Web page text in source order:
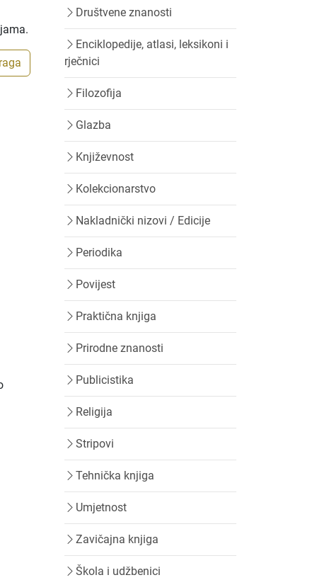
Društvene znanosti
Enciklopedije, atlasi, leksikoni i
rječnici
Filozofija
Glazba
Književnost
Kolekcionarstvo
Nakladnički nizovi / Edicije
Periodika
Povijest
Praktična knjiga
Prirodne znanosti
Publicistika
Religija
Stripovi
Tehnička knjiga
Umjetnost
Zavičajna knjiga
Škola i udžbenici